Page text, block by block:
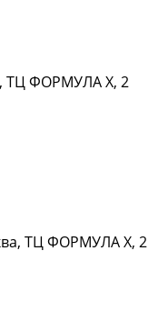
ТЦ ФОРМУЛА Х, 2
ТЦ ФОРМУЛА Х, 2